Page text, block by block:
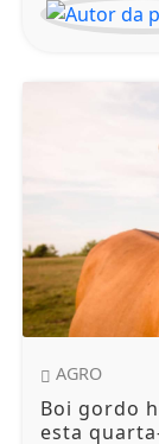
AGRO
Boi gordo
esta